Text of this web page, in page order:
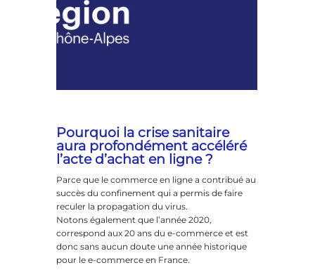
Pourquoi la crise sanitaire
aura profondément accéléré
l’acte d’achat en ligne ?
Parce que le commerce en ligne a contribué au
succès du confinement qui a permis de faire
reculer la propagation du virus.
Notons également que l’année 2020,
correspond aux 20 ans du e-commerce et est
donc sans aucun doute une année historique
pour le e-commerce en France.